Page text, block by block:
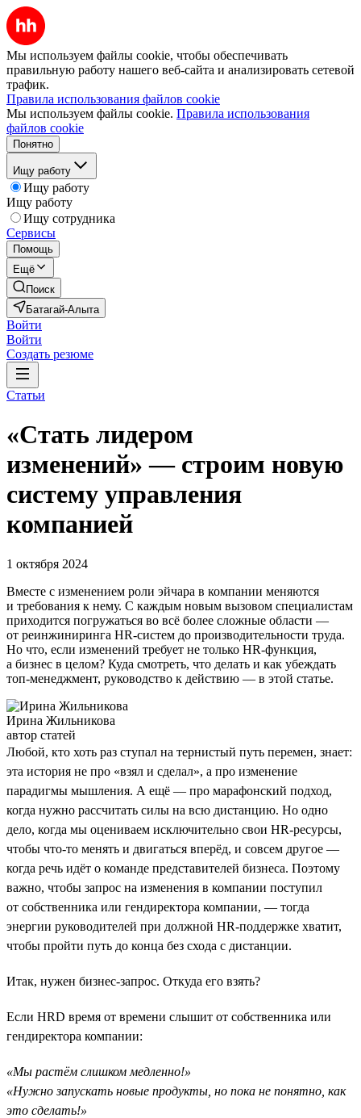
Мы используем файлы cookie, чтобы обеспечивать
правильную работу нашего веб-сайта и анализировать сетевой
трафик.
Правила использования файлов cookie
Мы используем файлы cookie. Правила использования
файлов cookie
Понятно
Ищу работу
Ищу работу
Ищу работу
Ищу сотрудника
Сервисы
Помощь
Ещё
Поиск
Батагай-Алыта
Войти
Войти
Создать резюме
Статьи
«Стать лидером
изменений» — строим новую
систему управления
компанией
1 октября 2024
Вместе с изменением роли эйчара в компании меняются
и требования к нему. С каждым новым вызовом специалистам
приходится погружаться во всё более сложные области —
от реинжиниринга HR-систем до производительности труда.
Но что, если изменений требует не только HR-функция,
а бизнес в целом? Куда смотреть, что делать и как убеждать
топ-менеджмент, руководство к действию — в этой статье.
Ирина Жильникова
автор статей
Любой, кто хоть раз ступал на тернистый путь перемен, знает:
эта история не про «взял и сделал», а про изменение
парадигмы мышления. А ещё — про марафонский подход,
когда нужно рассчитать силы на всю дистанцию. Но одно
дело, когда мы оцениваем исключительно свои HR-ресурсы,
чтобы что-то менять и двигаться вперёд, и совсем другое —
когда речь идёт о команде представителей бизнеса. Поэтому
важно, чтобы запрос на изменения в компании поступил
от собственника или гендиректора компании, — тогда
энергии руководителей при должной HR-поддержке хватит,
чтобы пройти путь до конца без схода с дистанции.
Итак, нужен бизнес-запрос. Откуда его взять?
Если HRD время от времени слышит от собственника или
гендиректора компании:
«Мы растём слишком медленно!»
«Нужно запускать новые продукты, но пока не понятно, как
это сделать!»